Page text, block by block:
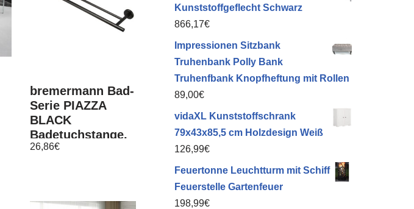
bremermann Bad-
Serie PIAZZA
BLACK
Badetuchstange,
matt schwarz
26,86€
Kunststoffgeflecht Schwarz
866,17€
Impressionen Sitzbank
Truhenbank Polly Bank
Truhenfbank Knopfheftung mit Rollen
89,00€
vidaXL Kunststoffschrank
79x43x85,5 cm Holzdesign Weiß
126,99€
Feuertonne Leuchtturm mit Schiff
Feuerstelle Gartenfeuer
198,99€